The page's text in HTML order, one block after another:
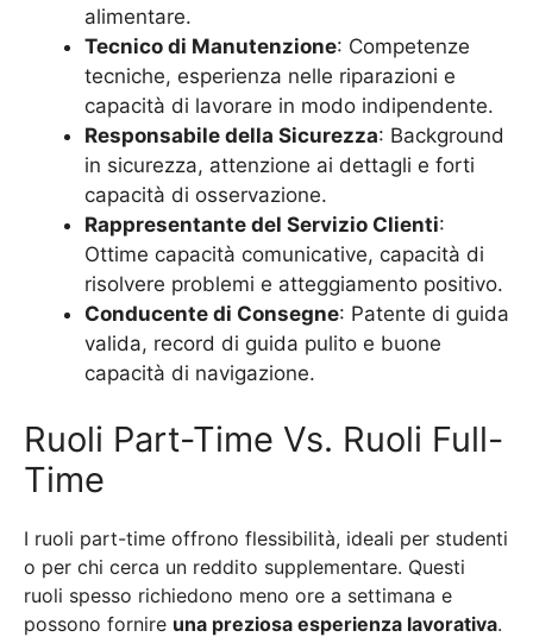
alimentare.
Tecnico di Manutenzione: Competenze
tecniche, esperienza nelle riparazioni e
capacità di lavorare in modo indipendente.
Responsabile della Sicurezza: Background
in sicurezza, attenzione ai dettagli e forti
capacità di osservazione.
Rappresentante del Servizio Clienti:
Ottime capacità comunicative, capacità di
risolvere problemi e atteggiamento positivo.
Conducente di Consegne: Patente di guida
valida, record di guida pulito e buone
capacità di navigazione.
Ruoli Part-Time Vs. Ruoli Full-
Time
I ruoli part-time offrono flessibilità, ideali per studenti
o per chi cerca un reddito supplementare. Questi
ruoli spesso richiedono meno ore a settimana e
possono fornire una preziosa esperienza lavorativa.